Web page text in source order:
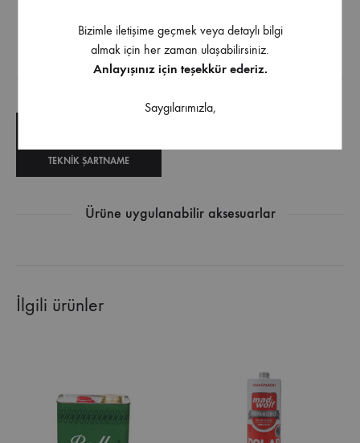
Çok kuvvetli bir tutkaldır.
İndirilebilir İçerik
TEKNIK ŞARTNAME
Ürüne uygulanabilir aksesuarlar
İlgili ürünler
Bizimle iletişime geçmek veya detaylı bilgi
almak için her zaman ulaşabilirsiniz.
Anlayışınız için teşekkür ederiz.
Saygılarımızla,